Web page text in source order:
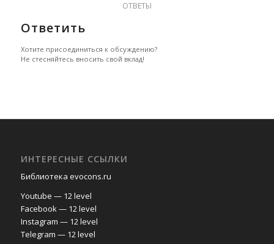
ОТВЕТЫ
Ответить
Хотите присоединиться к обсуждению?
Не стесняйтесь вносить свой вклад!
ИНТЕРЕСНЫЕ ССЫЛКИ
Библиотека evocons.ru
Youtube — 12 level
Facebook — 12 level
Instagram — 12 level
Telegram — 12 level